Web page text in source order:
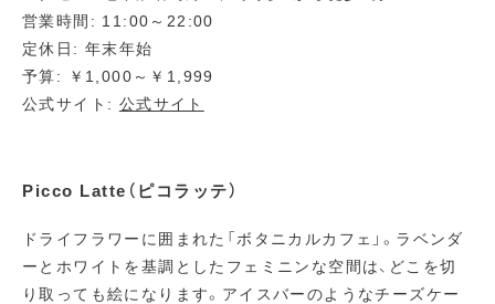
営業時間: 11:00～22:00
定休日: 年末年始
予算: ￥1,000～￥1,999
公式サイト: 公式サイト
Picco Latte（ピコラッテ）
ドライフラワーに囲まれた「ボタニカルカフェ」。ラベンダ
ーとホワイトを基調としたフェミニンな空間は、どこを切
り取っても絵になります。アイスバーのようなチーズケー